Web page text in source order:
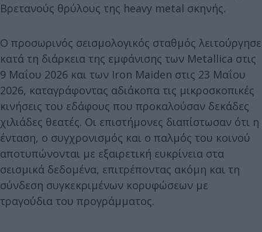
Βρετανούς θρύλους της heavy metal σκηνής.
Ο προσωρινός σεισμολογικός σταθμός λειτούργησε
κατά τη διάρκεια της εμφάνισης των Metallica στις
9 Μαΐου 2026 και των Iron Maiden στις 23 Μαΐου
2026, καταγράφοντας αδιάκοπα τις μικροσκοπικές
κινήσεις του εδάφους που προκαλούσαν δεκάδες
χιλιάδες θεατές. Οι επιστήμονες διαπίστωσαν ότι η
ένταση, ο συγχρονισμός και ο παλμός του κοινού
αποτυπώνονται με εξαιρετική ευκρίνεια στα
σεισμικά δεδομένα, επιτρέποντας ακόμη και τη
σύνδεση συγκεκριμένων κορυφώσεων με
τραγούδια του προγράμματος.